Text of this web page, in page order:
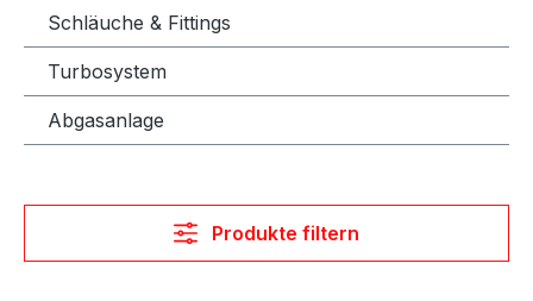
Schläuche & Fittings
Turbosystem
Abgasanlage
Produkte filtern